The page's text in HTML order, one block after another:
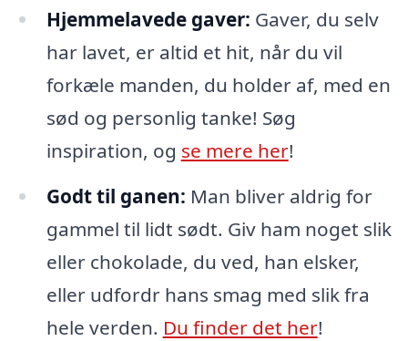
Hjemmelavede gaver: Gaver, du selv
har lavet, er altid et hit, når du vil
forkæle manden, du holder af, med en
sød og personlig tanke! Søg
inspiration, og se mere her!
Godt til ganen: Man bliver aldrig for
gammel til lidt sødt. Giv ham noget slik
eller chokolade, du ved, han elsker,
eller udfordr hans smag med slik fra
hele verden. Du finder det her!